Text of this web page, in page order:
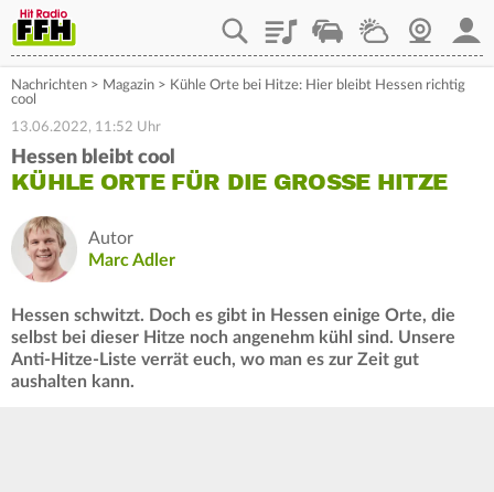
PlaylistStaupilotWetterWebcam
Nachrichten > Magazin > Kühle Orte bei Hitze: Hier bleibt Hessen richtig
cool
13.06.2022, 11:52 Uhr
Hessen bleibt cool
KÜHLE ORTE FÜR DIE GROSSE HITZE
Autor
Marc Adler
Hessen schwitzt. Doch es gibt in Hessen einige Orte, die
selbst bei dieser Hitze noch angenehm kühl sind. Unsere
Anti-Hitze-Liste verrät euch, wo man es zur Zeit gut
aushalten kann.